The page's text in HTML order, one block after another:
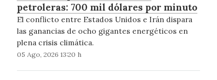
petroleras: 700 mil dólares por minuto
El conflicto entre Estados Unidos e Irán dispara
las ganancias de ocho gigantes energéticos en
plena crisis climática.
05 Ago, 2026 13:20 h